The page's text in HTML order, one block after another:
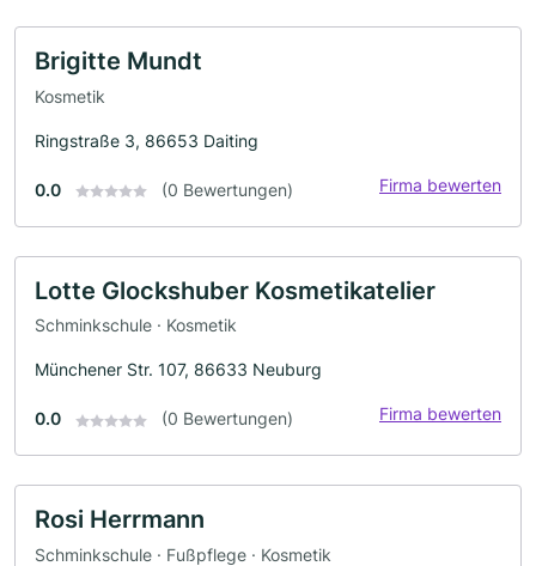
Brigitte Mundt
Kosmetik
Ringstraße 3, 86653 Daiting
0.0 (0 Bewertungen) Firma bewerten
Lotte Glockshuber Kosmetikatelier
Schminkschule · Kosmetik
Münchener Str. 107, 86633 Neuburg
0.0 (0 Bewertungen) Firma bewerten
Rosi Herrmann
Schminkschule · Fußpflege · Kosmetik